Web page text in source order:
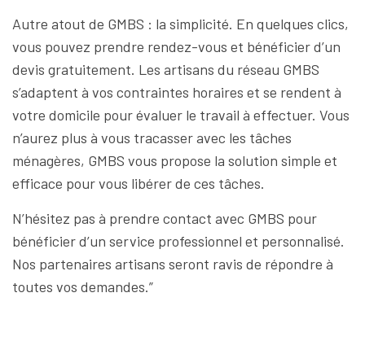
Autre atout de GMBS : la simplicité. En quelques clics,
vous pouvez prendre rendez-vous et bénéficier d’un
devis gratuitement. Les artisans du réseau GMBS
s’adaptent à vos contraintes horaires et se rendent à
votre domicile pour évaluer le travail à effectuer. Vous
n’aurez plus à vous tracasser avec les tâches
ménagères, GMBS vous propose la solution simple et
efficace pour vous libérer de ces tâches.
N’hésitez pas à prendre contact avec GMBS pour
bénéficier d’un service professionnel et personnalisé.
Nos partenaires artisans seront ravis de répondre à
toutes vos demandes.”